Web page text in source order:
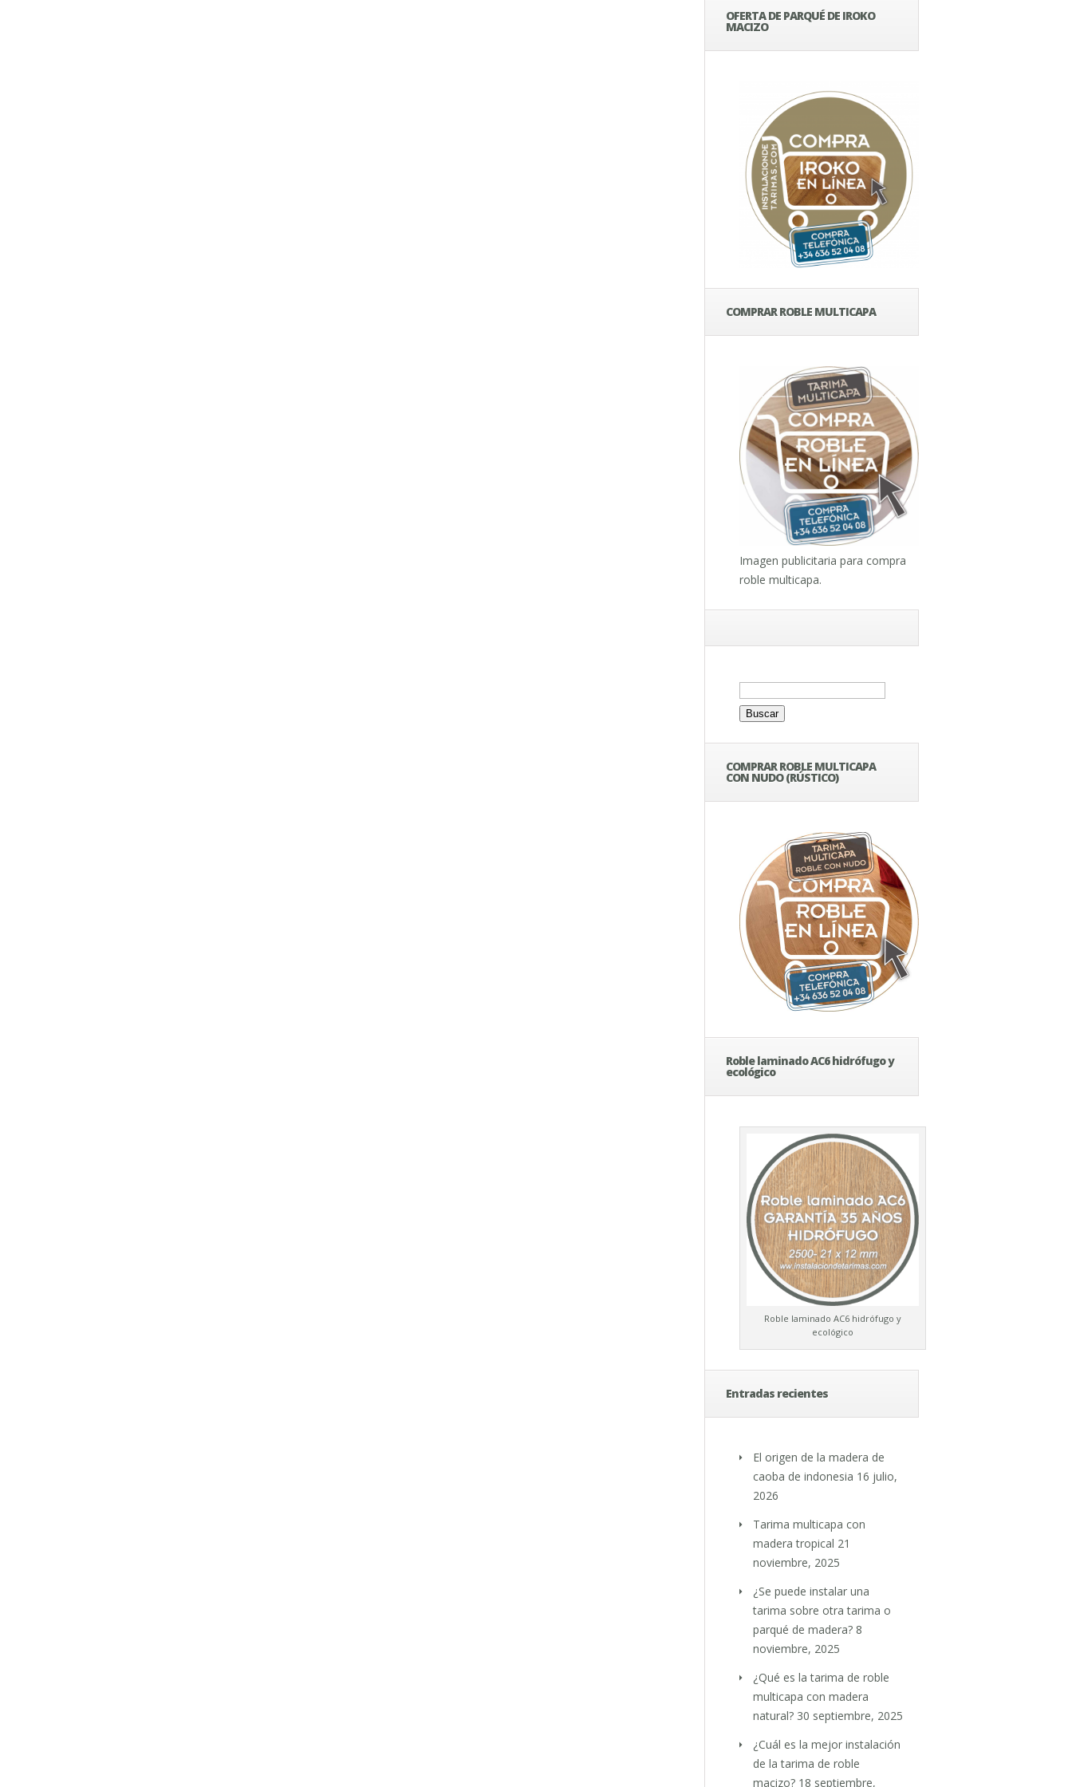
OFERTA DE PARQUÉ DE IROKO
MACIZO
COMPRAR ROBLE MULTICAPA
Imagen publicitaria para compra
roble multicapa.
Buscar:
COMPRAR ROBLE MULTICAPA
CON NUDO (RÚSTICO)
Roble laminado AC6 hidrófugo y
ecológico
Roble laminado AC6 hidrófugo y
ecológico
Entradas recientes
El origen de la madera de
caoba de indonesia 16 julio,
2026
Tarima multicapa con
madera tropical 21
noviembre, 2025
¿Se puede instalar una
tarima sobre otra tarima o
parqué de madera? 8
noviembre, 2025
¿Qué es la tarima de roble
multicapa con madera
natural? 30 septiembre, 2025
¿Cuál es la mejor instalación
de la tarima de roble
macizo? 18 septiembre,